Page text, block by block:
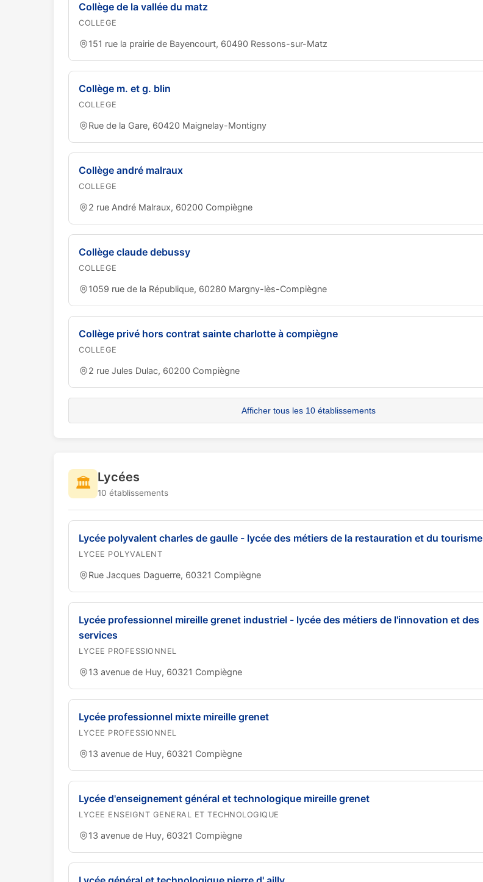
Collège de la vallée du matz
COLLEGE
151 rue la prairie de Bayencourt, 60490 Ressons-sur-Matz
Collège m. et g. blin
COLLEGE
Rue de la Gare, 60420 Maignelay-Montigny
Collège andré malraux
COLLEGE
2 rue André Malraux, 60200 Compiègne
Collège claude debussy
COLLEGE
1059 rue de la République, 60280 Margny-lès-Compiègne
Collège privé hors contrat sainte charlotte à compiègne
COLLEGE
2 rue Jules Dulac, 60200 Compiègne
Afficher tous les 10 établissements
🏛️ Lycées
10 établissements
Lycée polyvalent charles de gaulle - lycée des métiers de la restauration et du tourisme
LYCEE POLYVALENT
Rue Jacques Daguerre, 60321 Compiègne
Lycée professionnel mireille grenet industriel - lycée des métiers de l'innovation et des
services
LYCEE PROFESSIONNEL
13 avenue de Huy, 60321 Compiègne
Lycée professionnel mixte mireille grenet
LYCEE PROFESSIONNEL
13 avenue de Huy, 60321 Compiègne
Lycée d'enseignement général et technologique mireille grenet
LYCEE ENSEIGNT GENERAL ET TECHNOLOGIQUE
13 avenue de Huy, 60321 Compiègne